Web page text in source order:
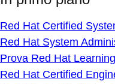
Red Hat Certified
Red Hat System
Prova Red Hat
Red Hat Certified